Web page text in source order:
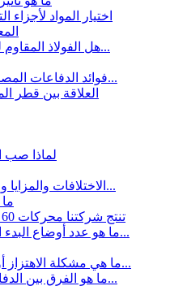
اختيار المواد
هل الفولاذ المقاوم للصدأ أو الحديد الزهر أفضل ل...
فوائد الدفاعات المصنوعة من الفولاذ المقاوم للصد...
العلاقة بين قطر
لماذا صب
الاختلافات والمزايا والعيوب بين المضخة المغناطي...
تنتج شركتنا محركات 60 هرتز، فلا تتردد في الاستفسار
ما هو عدد أوضاع البدء المتوفرة لمضخات مكافحة ال...
ما هي مشكلة الاهتزاز أو الصوت غير الطبيعي لمضخة...
ما هو الفرق بين الدفاعات المفتوحة والدفاعات الم...